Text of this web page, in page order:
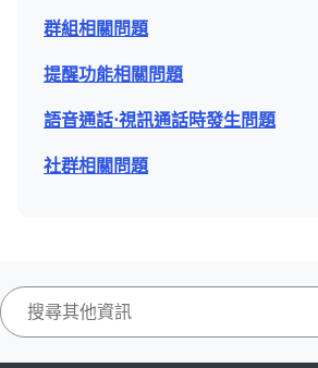
群組相關問題
提醒功能相關問題
語音通話⋅視訊通話時發生問題
社群相關問題